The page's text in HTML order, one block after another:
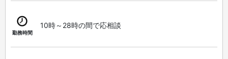
勤務時間
10時～28時の間で応相談